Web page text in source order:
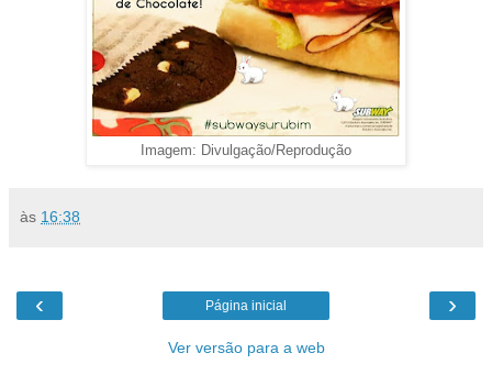
Imagem: Divulgação/Reprodução
às 16:38
‹ ›
Página inicial
Ver versão para a web